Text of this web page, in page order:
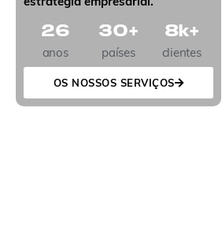
anos
26
países
30+
clientes
8k+
OS NOSSOS SERVIÇOS